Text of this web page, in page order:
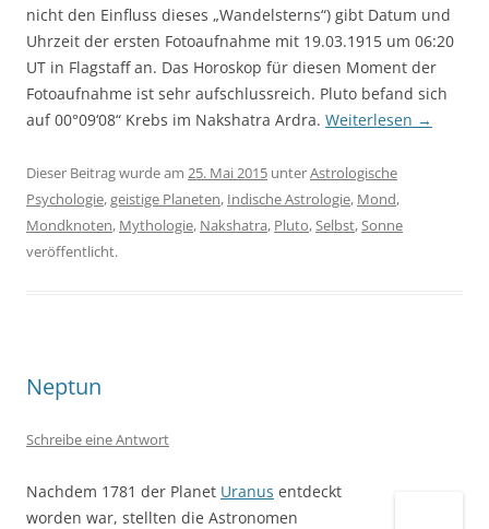
nicht den Einfluss dieses „Wandelsterns“) gibt Datum und
Uhrzeit der ersten Fotoaufnahme mit 19.03.1915 um 06:20
UT in Flagstaff an. Das Horoskop für diesen Moment der
Fotoaufnahme ist sehr aufschlussreich. Pluto befand sich
auf 00°09‘08“ Krebs im Nakshatra Ardra. Weiterlesen →
Dieser Beitrag wurde am 25. Mai 2015 unterAstrologische
Psychologie,geistige Planeten, Indische Astrologie, Mond,
Mondknoten, Mythologie, Nakshatra, Pluto, Selbst, Sonne
veröffentlicht.
Neptun
Schreibe eine Antwort
Nachdem 1781 der Planet Uranus entdeckt
worden war, stellten die Astronomen